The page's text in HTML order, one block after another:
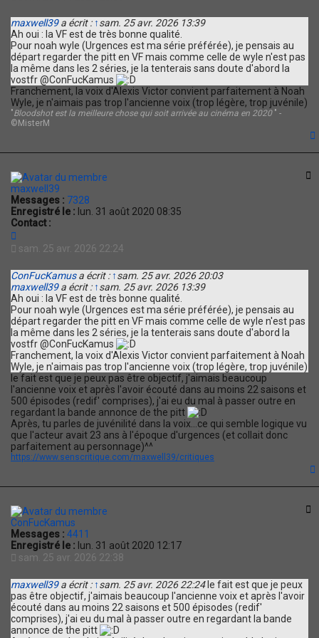
maxwell39a écrit : ↑sam. 25 avr. 2026 13:39
Ah oui : la VF est de très bonne qualité.
Pour noah wyle (Urgences est ma série préférée), je pensais au
départ regarder the pitt en VF mais comme celle de wyle n'est pas
la même dans les 2 séries, je la tenterais sans doute d'abord la
vostfr @ConFucKamus
Franchement, la voix d'Alexis Victor convient parfaitement à Noah
Wyle, je n'aimais pas trop l'ancienne voix (trop légère, trop juvénile)
"Bloodshot est la meilleure chose qui soit arrivée au cinéma en 2020 " -
©MisterM
maxwell39
Messages : 7328
Enregistré le : lun. 31 août 2020 08:35
Contact :
o
t
a
c
t
e
r
m
a
x
w
e
l
l
3
9
sam. 25 avr. 2026 22:24
ConFucKamusa écrit : ↑sam. 25 avr. 2026 20:03
maxwell39a écrit : ↑sam. 25 avr. 2026 13:39
Ah oui : la VF est de très bonne qualité.
Pour noah wyle (Urgences est ma série préférée), je pensais au
départ regarder the pitt en VF mais comme celle de wyle n'est pas
la même dans les 2 séries, je la tenterais sans doute d'abord la
vostfr @ConFucKamus
Franchement, la voix d'Alexis Victor convient parfaitement à Noah
Wyle, je n'aimais pas trop l'ancienne voix (trop légère, trop juvénile)
le fait est que je peux pas être objectif, j'aimais beaucoup
l'ancienne voix et après l'avoir écouté dans au moins 22 saisons et
500 épisodes (redif' comprises), j'ai eu du mal à passer outre en
regardant la bande annonce de the pitt
Après, tu parles de juvénilité dans la voix...ce qui semble logique vu
que l'acteur avait 23 ans à l'époque d'urgences (et collait donc
parfaitement au personnage)^^
https://www.senscritique.com/maxwell39/critiques
ConFucKamus
Messages : 4411
Enregistré le : lun. 31 août 2020 12:17
sam. 25 avr. 2026 22:38
maxwell39a écrit : ↑sam. 25 avr. 2026 22:24le fait est que je peux
pas être objectif, j'aimais beaucoup l'ancienne voix et après l'avoir
écouté dans au moins 22 saisons et 500 épisodes (redif'
comprises), j'ai eu du mal à passer outre en regardant la bande
annonce de the pitt